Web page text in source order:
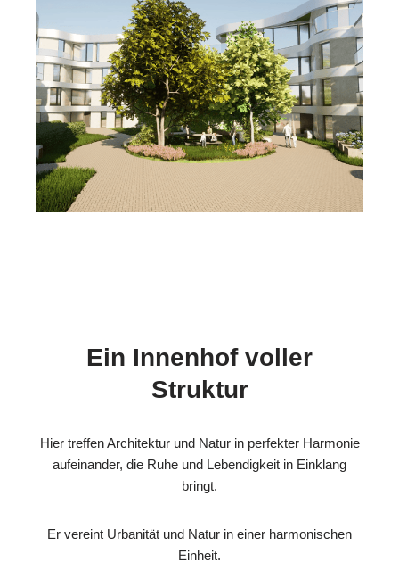
Ein Innenhof voller
Struktur
Hier treffen Architektur und Natur in perfekter Harmonie
aufeinander, die Ruhe und Lebendigkeit in Einklang
bringt.
Er vereint Urbanität und Natur in einer harmonischen
Einheit.